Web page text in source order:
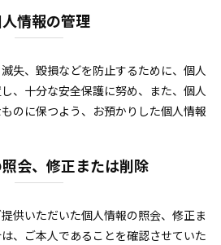
情報の管理
失、毀損などを防止するために、個人
、十分な安全保護に努め、また、個人
のに保つよう、お預かりした個人情報
会、修正または削除
供いただいた個人情報の照会、修正ま
、ご本人であることを確認させていた